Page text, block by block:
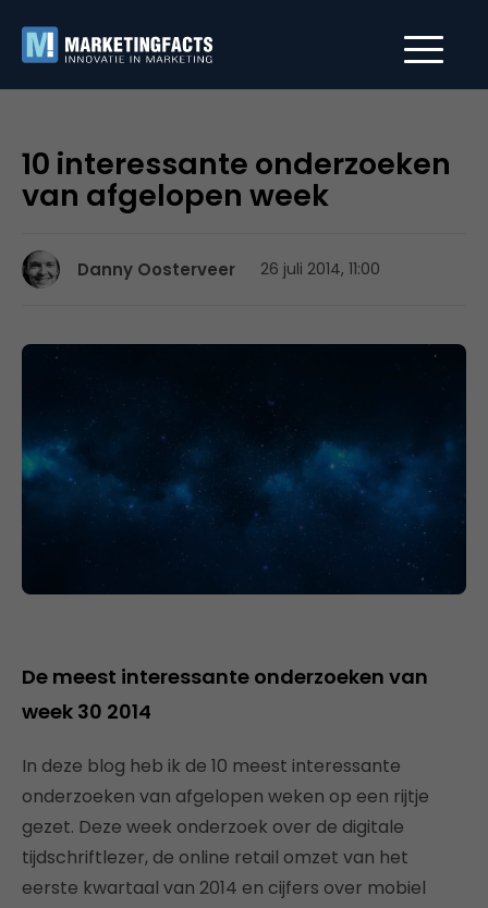
10 interessante onderzoeken
van afgelopen week
Danny Oosterveer 26 juli 2014, 11:00
De meest interessante onderzoeken van
week 30 2014
In deze blog heb ik de 10 meest interessante
onderzoeken van afgelopen weken op een rijtje
gezet. Deze week onderzoek over de digitale
tijdschriftlezer, de online retail omzet van het
eerste kwartaal van 2014 en cijfers over mobiel